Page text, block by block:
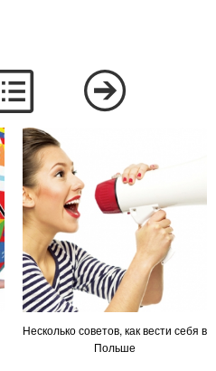
Несколько советов, как вести себя в
Польше